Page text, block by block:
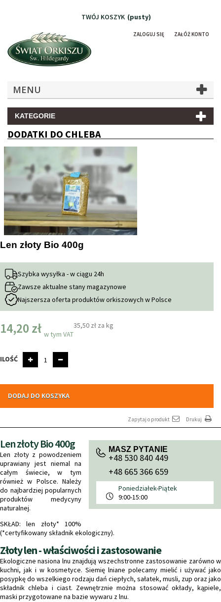
TWÓJ KOSZYK (pusty)
ZALOGUJ SIĘ ZAŁÓŻ KONTO
MENU
KATEGORIE
DODATKI DO CHLEBA
Len złoty Bio 400g
Szybka wysyłka - w ciągu 24h
Zawsze aktualne stany magazynowe
Najszersza oferta produktów orkiszowych w Polsce
14,20 zł w tym VAT
35,50 zł za kg
ILOŚĆ
DODAJ DO KOSZYKA
Zapytaj o produkt Drukuj
MASZ PYTANIE
+48 530 840 449
+48 665 366 659
Poniedziałek-Piątek
9:00-15:00
Len złoty Bio 400g
Len złoty z powodzeniem
uprawiany jest niemal na
całym świecie, w tym
również w Polsce. Należy
do najbardziej popularnych
produktów medycyny
naturalnej.
SKŁAD: len złoty* 100%
(*certyfikowany składnik ekologiczny).
Złoty len - właściwości i zastosowanie
Ekologiczne nasiona lnu znajdują wszechstronne zastosowanie zarówno w
kuchni, jak i w kosmetyce. Siemię lniane polecamy mielić i używać jako
posypkę do wszelkiego rodzaju dań ciepłych, sałatek, musli, zup oraz jako
składnik chleba i ciast. Zewnętrznie można stosować okłady, kąpiele,
maski przygotowane na bazie wywaru z lnu.